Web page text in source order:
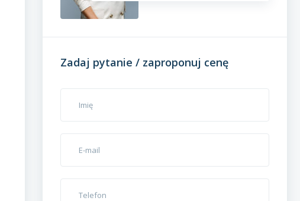
Zadaj pytanie / zaproponuj cenę